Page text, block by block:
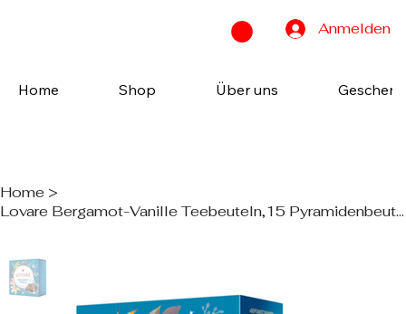
Anmelden
Home Shop Über uns
Home >
Lovare Bergamot-Vanille Teebeuteln,15 Pyramidenbeuteln